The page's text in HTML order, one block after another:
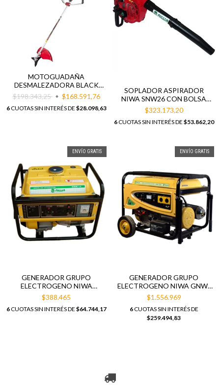
MOTOGUADAÑA
DESMALEZADORA BLACK
PANTHER BP-D520CC
$198.343,25 $168.591,76
6CUOTAS SIN INTERÉS DE $28.098,63
SOPLADOR ASPIRADOR
NIWA SNW26 CON BOLSA
RECOLECTORA
$323.173,20
6CUOTAS SIN INTERÉS DE $53.862,20
ENVÍO GRATIS
GENERADOR GRUPO
ELECTROGENO NIWA
GNW12
$388.465
6CUOTAS SIN INTERÉS DE $64.744,17
ENVÍO GRATIS
GENERADOR GRUPO
ELECTROGENO NIWA GNW-
70-ER
$1.556.969
6CUOTAS SIN INTERÉS DE
$259.494,83